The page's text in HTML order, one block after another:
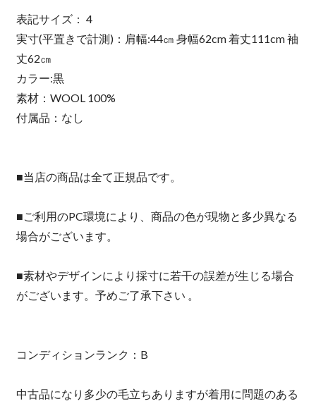
表記サイズ： 4
実寸(平置きで計測)：肩幅:44㎝ 身幅62cm 着丈111cm 袖
丈62㎝
カラー:黒
素材：WOOL 100%
付属品：なし
■当店の商品は全て正規品です。
■ご利用のPC環境により、商品の色が現物と多少異なる
場合がございます。
■素材やデザインにより採寸に若干の誤差が生じる場合
がございます。予めご了承下さい 。
コンディションランク：B
中古品になり多少の毛立ちありますが着用に問題のある